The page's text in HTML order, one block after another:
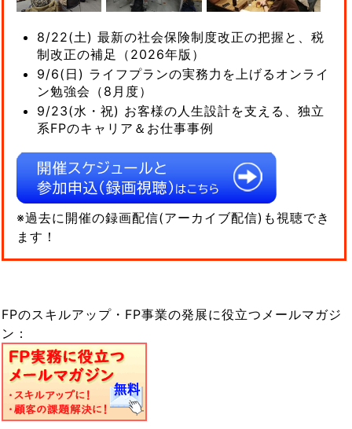
8/22(土) 最新の社会保険制度改正の把握と、税
制改正の補足（2026年版）
9/6(日) ライフプランの実務力を上げるオンライ
ン勉強会（8月度）
9/23(水・祝) お客様の人生設計を支える、独立
系FPのキャリア＆お仕事事例
※過去に開催の録画配信(アーカイブ配信)も視聴でき
ます！
FPのスキルアップ・FP事業の発展に役立つメールマガジ
ン：